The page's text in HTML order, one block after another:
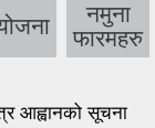
नमुना
फारमहरु
आह्वानको सूचना